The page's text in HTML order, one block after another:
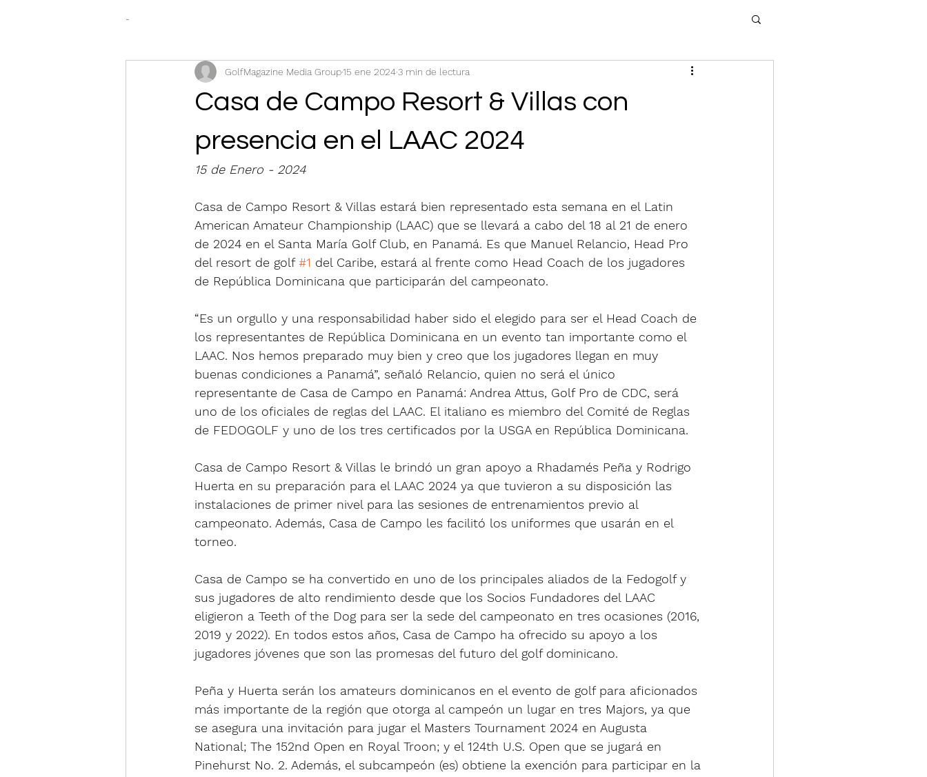
-
Casa de Campo Resort & Villas con
presencia en el LAAC 2024
GolfMagazine Media Group15 ene 20243 min de lectura
15 de Enero - 2024
Casa de Campo Resort & Villas estará bien representado esta semana en el Latin
American Amateur Championship (LAAC) que se llevará a cabo del 18 al 21 de enero
de 2024 en el Santa María Golf Club, en Panamá. Es que Manuel Relancio, Head Pro
del resort de golf #1 del Caribe, estará al frente como Head Coach de los jugadores
de República Dominicana que participarán del campeonato.
“Es un orgullo y una responsabilidad haber sido el elegido para ser el Head Coach de
los representantes de República Dominicana en un evento tan importante como el
LAAC. Nos hemos preparado muy bien y creo que los jugadores llegan en muy
buenas condiciones a Panamá”, señaló Relancio, quien no será el único
representante de Casa de Campo en Panamá: Andrea Attus, Golf Pro de CDC, será
uno de los oficiales de reglas del LAAC. El italiano es miembro del Comité de Reglas
de FEDOGOLF y uno de los tres certificados por la USGA en República Dominicana.
Casa de Campo Resort & Villas le brindó un gran apoyo a Rhadamés Peña y Rodrigo
Huerta en su preparación para el LAAC 2024 ya que tuvieron a su disposición las
instalaciones de primer nivel para las sesiones de entrenamientos previo al
campeonato. Además, Casa de Campo les facilitó los uniformes que usarán en el
torneo.
Casa de Campo se ha convertido en uno de los principales aliados de la Fedogolf y
sus jugadores de alto rendimiento desde que los Socios Fundadores del LAAC
eligieron a Teeth of the Dog para ser la sede del campeonato en tres ocasiones (2016,
2019 y 2022). En todos estos años, Casa de Campo ha ofrecido su apoyo a los
jugadores jóvenes que son las promesas del futuro del golf dominicano.
Peña y Huerta serán los amateurs dominicanos en el evento de golf para aficionados
más importante de la región que otorga al campeón un lugar en tres Majors, ya que
se asegura una invitación para jugar el Masters Tournament 2024 en Augusta
National; The 152nd Open en Royal Troon; y el 124th U.S. Open que se jugará en
Pinehurst No. 2. Además, el subcampeón (es) obtiene la exención para participar en la